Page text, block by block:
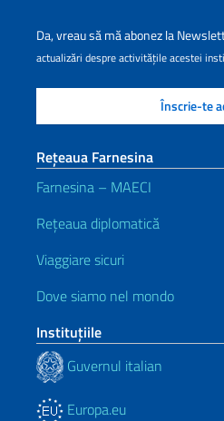
Da, vreau să mă abonez la
actualizări despre activitățile acestei
Rețeaua Farnesina
Farnesina – MAECI
Rețeaua diplomatică
Viaggiare sicuri
Dove siamo nel mondo
Instituţiile
Guvernul italian
Europa.eu